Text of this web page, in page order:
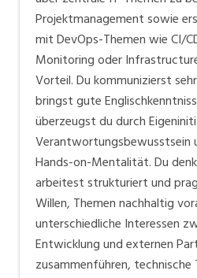
Projektmanagement sowie
mit DevOps-Themen wie CI/
Monitoring oder
Vorteil. Du kommunizierst
bringst gute
überzeugst du durch
Verantwortungsbewusstsein
Hands-on-Mentalität. Du
arbeitest strukturiert und
Willen, Themen nachhaltig
unterschiedliche Interessen
Entwicklung und externen
zusammenführen,